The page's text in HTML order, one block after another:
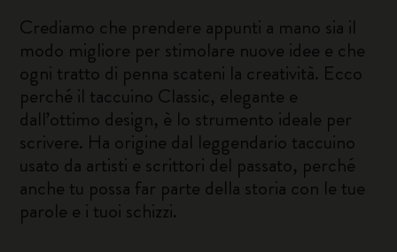
Crediamo che prendere appunti a mano sia il
modo migliore per stimolare nuove idee e che
ogni tratto di penna scateni la creatività. Ecco
perché il taccuino Classic, elegante e
dall’ottimo design, è lo strumento ideale per
scrivere. Ha origine dal leggendario taccuino
usato da artisti e scrittori del passato, perché
anche tu possa far parte della storia con le tue
parole e i tuoi schizzi.